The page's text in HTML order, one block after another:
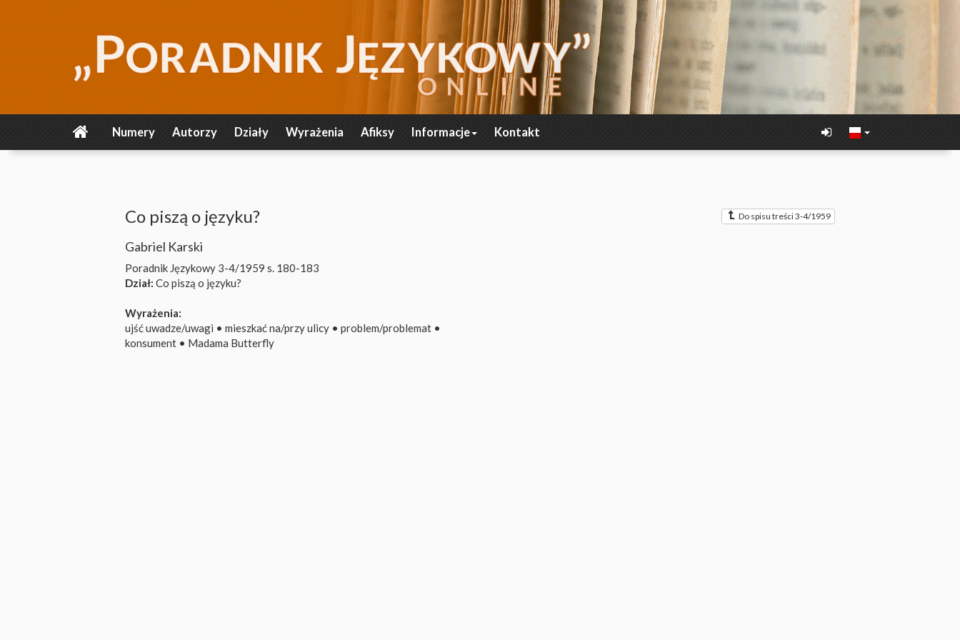
Numery Autorzy Działy Wyrażenia Afiksy Informacje Kontakt
Do spisu treści 3-4/1959
Co piszą o języku?
Gabriel Karski
Poradnik Językowy 3-4/1959 s. 180-183
Dział: Co piszą o języku?
Wyrażenia:
ujść uwadze/uwagi • mieszkać na/przy ulicy • problem/problemat •
konsument • Madama Butterfly